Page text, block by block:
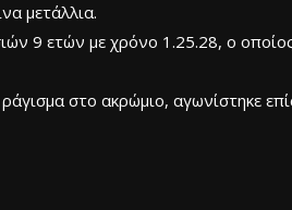
μετάλλια.
9 ετών με χρόνο 1.25.28, ο οποίος
στο ακρώμιο, αγωνίστηκε